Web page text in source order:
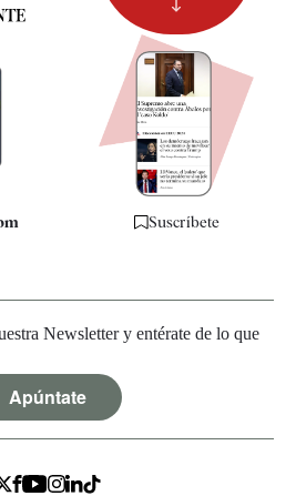
Suscríbete
Newsletter y entérate de lo que
Apúntate